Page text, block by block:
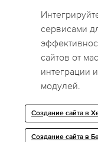
сервисами
сайтов от
интеграции
модулей.
Создание сайта в
Создание сайта в